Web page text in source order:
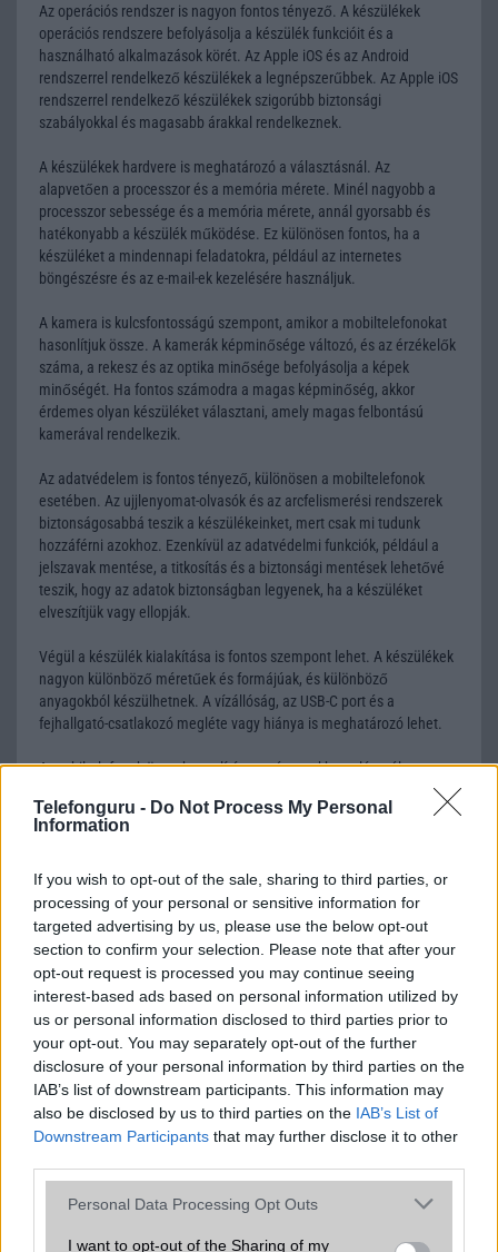
Telefonguru - Do Not Process My Personal
Information
If you wish to opt-out of the sale, sharing to third parties, or
processing of your personal or sensitive information for
targeted advertising by us, please use the below opt-out
section to confirm your selection. Please note that after your
opt-out request is processed you may continue seeing
interest-based ads based on personal information utilized by
us or personal information disclosed to third parties prior to
your opt-out. You may separately opt-out of the further
disclosure of your personal information by third parties on the
IAB’s list of downstream participants. This information may
also be disclosed by us to third parties on the IAB’s List of
Downstream Participants that may further disclose it to other
Please note that this website/app uses one or more Google
not limited to your visit or usage behaviour. You may click to
Personal Data Processing Opt Outs
I want to opt-out of the Sharing of my
Az operációs rendszer is nagyon fontos tényező. A készülékek
operációs rendszere befolyásolja a készülék funkcióit és a
használható alkalmazások körét. Az Apple iOS és az Android
rendszerrel rendelkező készülékek a legnépszerűbbek. Az Apple iOS
rendszerrel rendelkező készülékek szigorúbb biztonsági
szabályokkal és magasabb árakkal rendelkeznek.
A készülékek hardvere is meghatározó a választásnál. Az
alapvetően a processzor és a memória mérete. Minél nagyobb a
processzor sebessége és a memória mérete, annál gyorsabb és
hatékonyabb a készülék működése. Ez különösen fontos, ha a
készüléket a mindennapi feladatokra, például az internetes
böngészésre és az e-mail-ek kezelésére használjuk.
A kamera is kulcsfontosságú szempont, amikor a mobiltelefonokat
hasonlítjuk össze. A kamerák képminősége változó, és az érzékelők
száma, a rekesz és az optika minősége befolyásolja a képek
minőségét. Ha fontos számodra a magas képminőség, akkor
érdemes olyan készüléket választani, amely magas felbontású
kamerával rendelkezik.
Az adatvédelem is fontos tényező, különösen a mobiltelefonok
esetében. Az ujjlenyomat-olvasók és az arcfelismerési rendszerek
biztonságosabbá teszik a készülékeinket, mert csak mi tudunk
hozzáférni azokhoz. Ezenkívül az adatvédelmi funkciók, például a
jelszavak mentése, a titkosítás és a biztonsági mentések lehetővé
teszik, hogy az adatok biztonságban legyenek, ha a készüléket
elveszítjük vagy ellopják.
Végül a készülék kialakítása is fontos szempont lehet. A készülékek
nagyon különböző méretűek és formájúak, és különböző
anyagokból készülhetnek. A vízállóság, az USB-C port és a
fejhallgató-csatlakozó megléte vagy hiánya is meghatározó lehet.
A mobiltelefonok összehasonlítása az ár, az akkumulátor-élettartam,
az operációs rendszer, a hardver, a kamera, az adatvédelem és a
kialakítás szempontjából döntő fontosságú lehet. Ezek a
szempontok kritikusak ahhoz, hogy megtaláljuk azokat a
elvárásainknak.
Végül azt is fontos tudni, hogy a mobiltelefonok összehasonlítása
során minden felhasználó egyéni preferenciákkal rendelkezik, így a
választásuk eltérhet. Azonban azok, akik számára fontos a nagyobb
kijelző, hosszabb üzemidő, hatékony
MOBILTELEFON MÁRKÁK
Apple
Honor
Huawei